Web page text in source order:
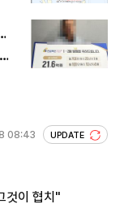
08:43 UPDATE
것이 협치"